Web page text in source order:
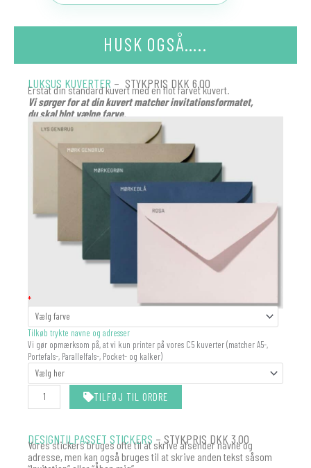
HUSK OGSÅ…..
LUKSUS KUVERTER – STYKPRIS DKK 6.00
Erstat din standard kuvert med en flot farvet kuvert.
Vi sørger for at din kuvert matcher invitationsformatet,
du skal blot vælge farve.
*
Tilkøb trykte navne og adresser
Vi gør opmærksom på, at vi kun printer på vores C5 kuverter (matcher A5-,
Portefals-, Parallelfals-, Pocket- og kalker)
KUVERT
antal
TILFØJ TIL ORDRE
DESIGNTILPASSET STICKERS – STYKPRIS DKK 3.00
Vores stickers bruges ofte til at skrive afsender navne og
adresse, men kan også bruges til at skrive anden tekst såsom